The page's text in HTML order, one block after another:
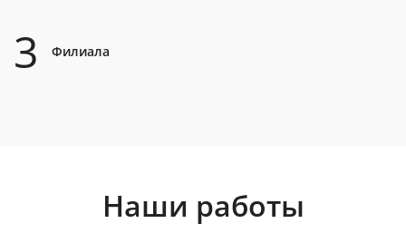
3 Филиала
Наши работы